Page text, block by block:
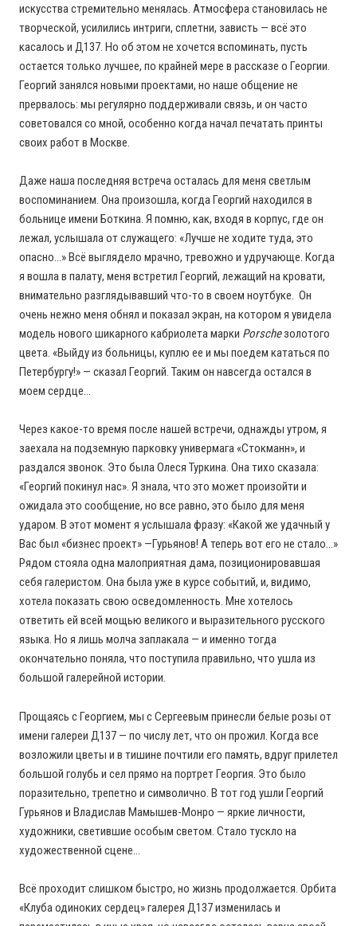
искусства стремительно менялась. Атмосфера становилась не
творческой, усилились интриги, сплетни, зависть — всё это
касалось и Д137. Но об этом не хочется вспоминать, пусть
остается только лучшее, по крайней мере в рассказе о Георгии.
Георгий занялся новыми проектами, но наше общение не
прервалось: мы регулярно поддерживали связь, и он часто
советовался со мной, особенно когда начал печатать принты
своих работ в Москве.
Даже наша последняя встреча осталась для меня светлым
воспоминанием. Она произошла, когда Георгий находился в
больнице имени Боткина. Я помню, как, входя в корпус, где он
лежал, услышала от служащего: «Лучше не ходите туда, это
опасно…» Всё выглядело мрачно, тревожно и удручающе. Когда
я вошла в палату, меня встретил Георгий, лежащий на кровати,
внимательно разглядывавший что-то в своем ноутбуке. Он
очень нежно меня обнял и показал экран, на котором я увидела
модель нового шикарного кабриолета марки Porscheзолотого
цвета. «Выйду из больницы, куплю ее и мы поедем кататься по
Петербургу!» — сказал Георгий. Таким он навсегда остался в
моем сердце…
Через какое-то время после нашей встречи, однажды утром, я
заехала на подземную парковку универмага «Стокманн», и
раздался звонок. Это была Олеся Туркина. Она тихо сказала:
«Георгий покинул нас». Я знала, что это может произойти и
ожидала это сообщение, но все равно, это было для меня
ударом. В этот момент я услышала фразу: «Какой же удачный у
Вас был «бизнес проект» —Гурьянов! А теперь вот его не стало…»
Рядом стояла одна малоприятная дама, позиционировавшая
себя галеристом. Она была уже в курсе событий, и, видимо,
хотела показать свою осведомленность. Мне хотелось
ответить ей всей мощью великого и выразительного русского
языка. Но я лишь молча заплакала — и именно тогда
окончательно поняла, что поступила правильно, что ушла из
большой галерейной истории.
Прощаясь с Георгием, мы с Сергеевым принесли белые розы от
имени галереи Д137 — по числу лет, что он прожил. Когда все
возложили цветы и в тишине почтили его память, вдруг прилетел
большой голубь и сел прямо на портрет Георгия. Это было
поразительно, трепетно и символично. В тот год ушли Георгий
Гурьянов и Владислав Мамышев-Монро — яркие личности,
художники, светившие особым светом. Стало тускло на
художественной сцене…
Всё проходит слишком быстро, но жизнь продолжается. Орбита
«Клуба одиноких сердец» галерея Д137 изменилась и